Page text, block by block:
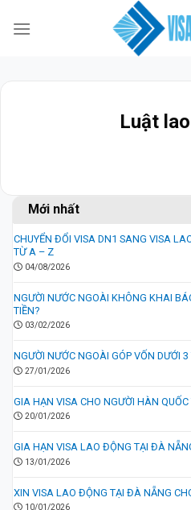
Luật
Mới nhất
CHUYỂN ĐỔI VISA DN1 SANG VISA
TỪ A – Z
04/08/2026
NGƯỜI NƯỚC NGOÀI KHÔNG KHAI
TIỀN?
03/02/2026
NGƯỜI NƯỚC NGOÀI GÓP VỐN DƯỚI
27/01/2026
GIA HẠN VISA CHO NGƯỜI HÀN
20/01/2026
GIA HẠN VISA LAO ĐỘNG TẠI ĐÀ
13/01/2026
XIN VISA LAO ĐỘNG TẠI ĐÀ NẴNG
10/01/2026